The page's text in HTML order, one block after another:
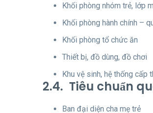
Khối phòng nhóm trẻ, lớp
Khối phòng hành chính –
Khối phòng tổ chức ăn
Thiết bị, đồ dùng, đồ chơi
Khu vệ sinh, hệ thống cấp
2.4. Tiêu chuẩn
Ban đại diện cha mẹ trẻ